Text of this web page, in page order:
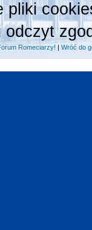
pliki
odczyt
Romeciarzy! |Wróć do